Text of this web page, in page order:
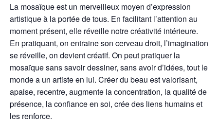
La mosaïque est un merveilleux moyen d’expression
artistique à la portée de tous. En facilitant l’attention au
moment présent, elle réveille notre créativité intérieure.
En pratiquant, on entraine son cerveau droit, l’imagination
se réveille, on devient créatif. On peut pratiquer la
mosaïque sans savoir dessiner, sans avoir d’idées, tout le
monde a un artiste en lui. Créer du beau est valorisant,
apaise, recentre, augmente la concentration, la qualité de
présence, la confiance en soi, crée des liens humains et
les renforce.